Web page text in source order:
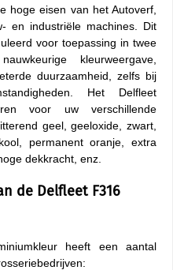
hoge eisen van het Autoverf,
en industriële machines. Dit
voor toepassing in twee
kleurweergave,
duurzaamheid, zelfs bij
Het Delfleet
voor uw verschillende
geel, geeloxide, zwart,
permanent oranje, extra
dekkracht, enz.
de Delfleet F316
heeft een aantal